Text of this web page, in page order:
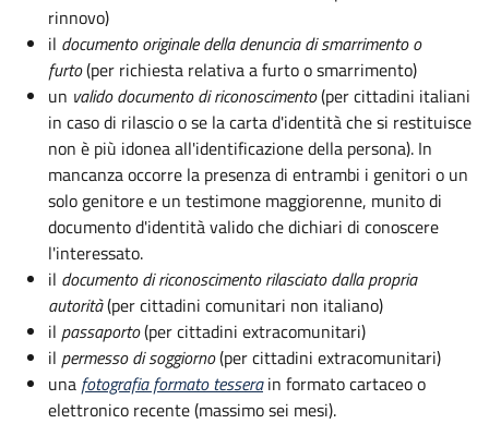
rinnovo)
il documento originale della denuncia di smarrimento o
furto(per richiesta relativa a furto o smarrimento)
un valido documento di riconoscimento(per cittadini italiani
in caso di rilascio o se la carta d'identità che si restituisce
non è più idonea all'identificazione della persona). In
mancanza occorre la presenza di entrambi i genitori o un
solo genitore e un testimone maggiorenne, munito di
documento d'identità valido che dichiari di conoscere
l'interessato.
il documento di riconoscimento rilasciato dalla propria
autorità(per cittadini comunitari non italiano)
il passaporto(per cittadini extracomunitari)
il permesso di soggiorno(per cittadini extracomunitari)
una fotografia formato tessera in formato cartaceo o
elettronico recente (massimo sei mesi).